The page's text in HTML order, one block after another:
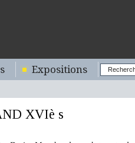
Expositions
XVIè s